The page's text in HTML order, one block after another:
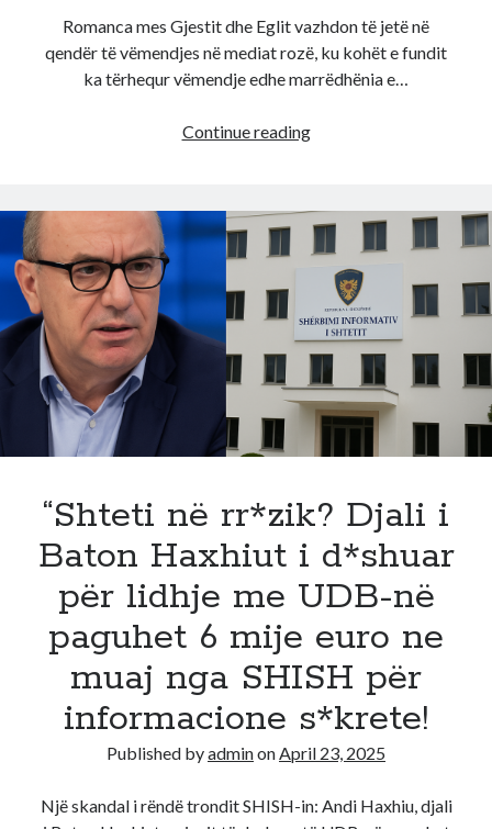
Romanca mes Gjestit dhe Eglit vazhdon të jetë në
qendër të vëmendjes në mediat rozë, ku kohët e fundit
ka tërhequr vëmendje edhe marrëdhënia e…
Continue readingFamilja
pranon
si
nuse?
Egli
nis
h*kmarrjen
ndaj
motres
së
“Shteti në rr*zik? Djali i
Baton Haxhiut i d*shuar
për lidhje me UDB-në
paguhet 6 mije euro ne
muaj nga SHISH për
informacione s*krete!
Published byadminonApril 23, 2025
Një skandal i rëndë trondit SHISH-in: Andi Haxhiu, djali